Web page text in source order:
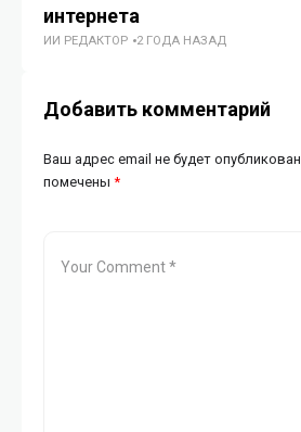
интернета
ИИ РЕДАКТОР 2 ГОДА НАЗАД
Добавить комментарий
Ваш адрес email не будет опубликован.
помечены *